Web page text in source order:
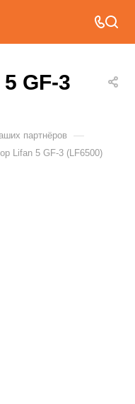
GF-3
партнёров —
Lifan 5 GF-3 (LF6500)